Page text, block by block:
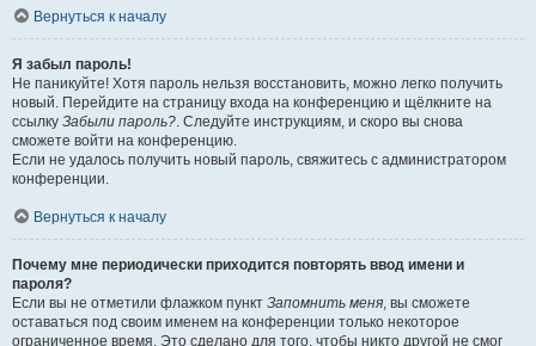
Вернуться к началу
Я забыл пароль!
Не паникуйте! Хотя пароль нельзя восстановить, можно легко получить
новый. Перейдите на страницу входа на конференцию и щёлкните на
ссылку Забыли пароль?. Следуйте инструкциям, и скоро вы снова
сможете войти на конференцию.
Если не удалось получить новый пароль, свяжитесь с администратором
конференции.
Вернуться к началу
Почему мне периодически приходится повторять ввод имени и
пароля?
Если вы не отметили флажком пункт Запомнить меня, вы сможете
оставаться под своим именем на конференции только некоторое
ограниченное время. Это сделано для того, чтобы никто другой не смог